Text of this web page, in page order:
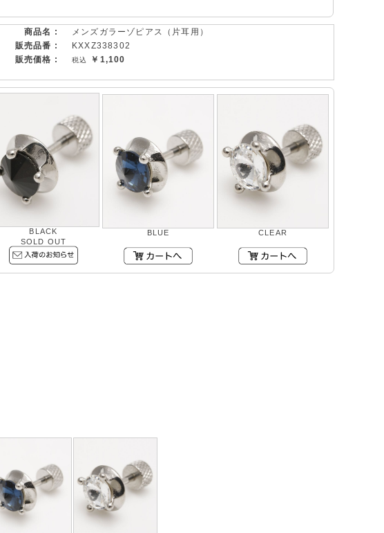
商品名 :
メンズガラーゾピアス（片耳用）
販売品番 :
KXXZ338302
販売価格 :
￥1,100
BLACK
SOLD OUT
BLUE CLEAR